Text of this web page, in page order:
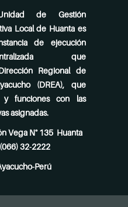
de Gestión
Local de Huanta es
de ejecución
que
Regional de
(DREA), que
y funciones con las
asignadas.
Vega N° 135 Huanta
32-2222
Perú